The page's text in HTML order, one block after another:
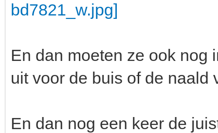
En dan moeten ze ook nog
uit voor de buis of de naald
En dan nog een keer de